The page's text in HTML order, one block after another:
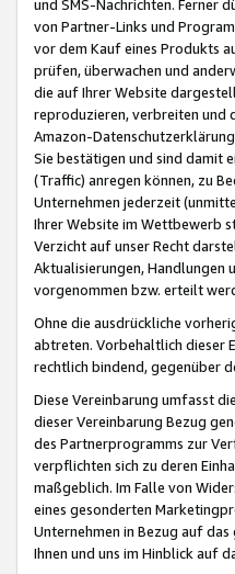
und SMS-Nachrichten. Ferner
von Partner-Links und
vor dem Kauf eines Produkts
prüfen, überwachen und
die auf Ihrer Website
reproduzieren, verbreiten und
Amazon-
Sie bestätigen und sind damit
(Traffic) anregen können, zu
Unternehmen jederzeit
Ihrer Website im Wettbewerb
Verzicht auf unser Recht
Aktualisierungen, Handlungen
vorgenommen bzw. erteilt
Ohne die ausdrückliche
abtreten. Vorbehaltlich dieser
rechtlich bindend, gegenüber
Diese Vereinbarung umfasst
dieser Vereinbarung Bezug
des Partnerprogramms zur
verpflichten sich zu deren
maßgeblich. Im Falle von
eines gesonderten
Unternehmen in Bezug auf
Ihnen und uns im Hinblick auf